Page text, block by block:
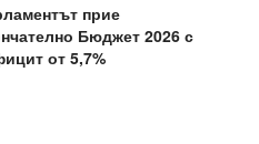
прие
Бюджет 2026 с
от 5,7%